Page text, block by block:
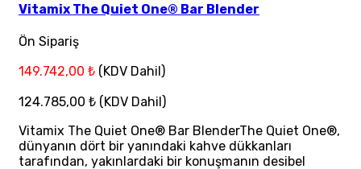
Vitamix The Quiet One® Bar Blender
Ön Sipariş
149.742,00 ₺ (KDV Dahil)
124.785,00 ₺ (KDV Dahil)
Vitamix The Quiet One® Bar BlenderThe Quiet One®,
dünyanın dört bir yanındaki kahve dükkanları
tarafından, yakınlardaki bir konuşmanın desibel